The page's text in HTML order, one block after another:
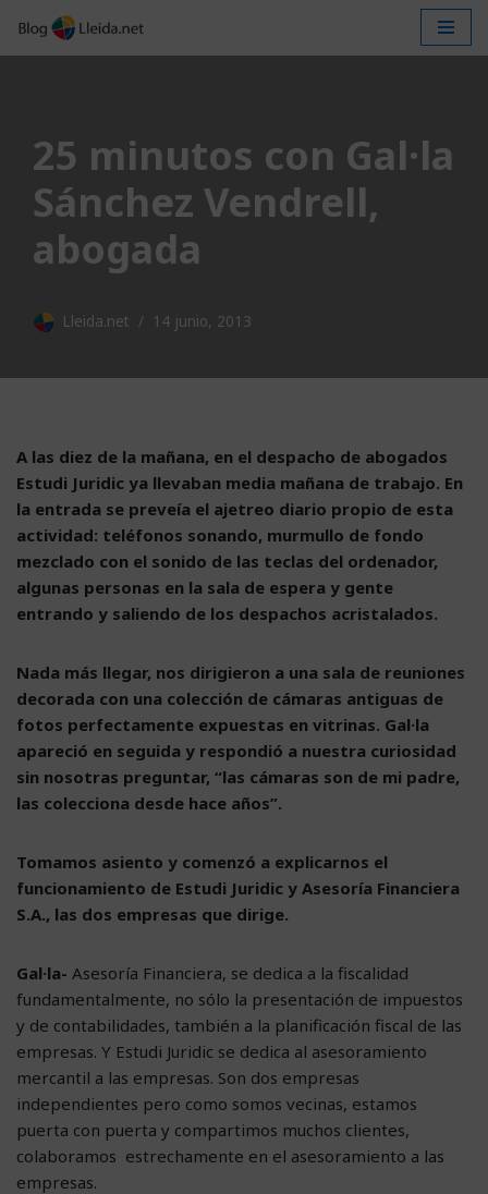
Saltar
25 minutos con Gal·la
Sánchez Vendrell,
abogada
Lleida.net 14 junio, 2013
A las diez de la mañana, en el despacho de abogados
Estudi Juridic ya llevaban media mañana de trabajo. En
la entrada se preveía el ajetreo diario propio de esta
actividad: teléfonos sonando, murmullo de fondo
mezclado con el sonido de las teclas del ordenador,
algunas personas en la sala de espera y gente
entrando y saliendo de los despachos acristalados.
Nada más llegar, nos dirigieron a una sala de reuniones
decorada con una colección de cámaras antiguas de
fotos perfectamente expuestas en vitrinas. Gal·la
apareció en seguida y respondió a nuestra curiosidad
sin nosotras preguntar, “las cámaras son de mi padre,
las colecciona desde hace años”.
Tomamos asiento y comenzó a explicarnos el
funcionamiento de Estudi Juridic y Asesoría Financiera
S.A., las dos empresas que dirige.
Gal·la- Asesoría Financiera, se dedica a la fiscalidad
fundamentalmente, no sólo la presentación de impuestos
y de contabilidades, también a la planificación fiscal de las
empresas. Y Estudi Juridic se dedica al asesoramiento
mercantil a las empresas. Son dos empresas
independientes pero como somos vecinas, estamos
puerta con puerta y compartimos muchos clientes,
colaboramos estrechamente en el asesoramiento a las
empresas.